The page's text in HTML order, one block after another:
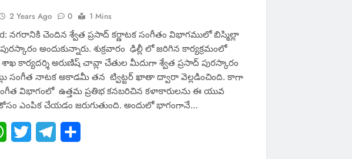
2 Years Ago 0
1 Mins
నగరానికి చెందిన శ్వేత ప్రసాద్ కర్ణాటక సంగీతం విభాగములో బిస్మిల్లా
అందుకున్నారు. శుక్రవారం ఢిల్లీ లో జరిగిన కార్యక్రమంలో
కార్యదర్శి అరుణిష్ చావ్లా చేతుల మీదుగా శ్వేత ప్రసాద్ పురస్కారం
సంగీత నాటక అకాడమీ తన ట్విట్టర్ ఖాతా ద్వారా వెల్లడించింది. కాగా
విభాగంలో ఉత్తమ ప్రతిభ కనబరిచిన కళాకారులను ఈ యువ
ఎంపిక చేయడం జరుగుతుంది. అందులో భాగంగానే…
WhatsApp
Twitter Telegram